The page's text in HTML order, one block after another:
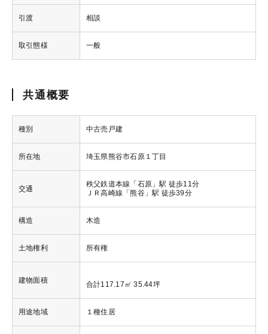
引渡 相談
取引態様 一般
共通概要
種別 中古売戸建
所在地 埼玉県熊谷市石原１丁目
交通
秩父鉄道本線「石原」駅 徒歩11分
ＪＲ高崎線「熊谷」駅 徒歩39分
構造 木造
土地権利 所有権
建物面積
合計117.17㎡ 35.44坪
用途地域 １種住居